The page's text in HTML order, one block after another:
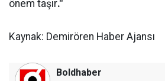
önem taşır."
Kaynak: Demirören Haber Ajansı
Boldhaber